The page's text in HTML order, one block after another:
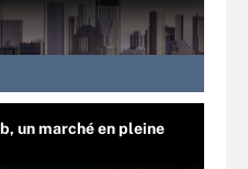
un marché en pleine